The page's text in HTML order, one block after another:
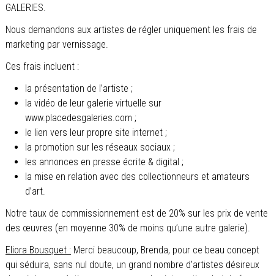
GALERIES.
Nous demandons aux artistes de régler uniquement les frais de
marketing par vernissage.
Ces frais incluent :
la présentation de l’artiste ;
la vidéo de leur galerie virtuelle sur
www.placedesgaleries.com ;
le lien vers leur propre site internet ;
la promotion sur les réseaux sociaux ;
les annonces en presse écrite & digital ;
la mise en relation avec des collectionneurs et amateurs
d’art.
Notre taux de commissionnement est de 20% sur les prix de vente
des œuvres (en moyenne 30% de moins qu’une autre galerie).
Eliora Bousquet :Merci beaucoup, Brenda, pour ce beau concept
qui séduira, sans nul doute, un grand nombre d’artistes désireux